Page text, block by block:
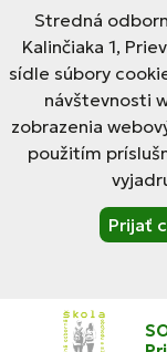
Stredná
Kalinčiaka 1,
sídle súbory
návštevnosti
zobrazenia
použitím
Prijať